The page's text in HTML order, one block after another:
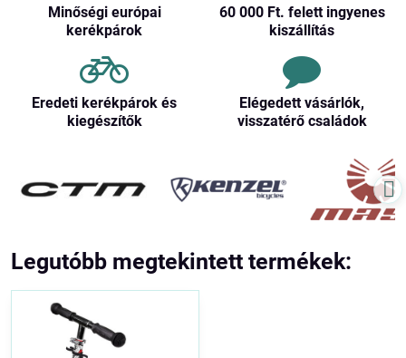
Minőségi európai
kerékpárok
60 000 Ft​. felett ingyenes
kiszállítás
Eredeti kerékpárok és
kiegészítők
Elégedett vásárlók,
visszatérő családok
Legutóbb megtekintett termékek: